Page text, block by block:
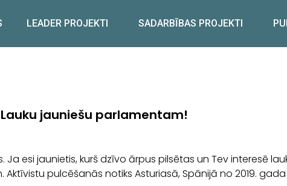
LEADER PROJEKTI SADARBĪBAS PROJEKTI
Lauku jauniešu parlamentam!
Ja esi jaunietis, kurš dzīvo ārpus pilsētas un Tev interesē
pulcēšanās notiks Asturiasā, Spānijā no 2019.